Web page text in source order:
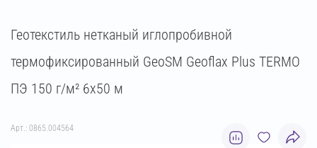
Геотекстиль нетканый иглопробивной
термофиксированный GeoSM Geoflax Plus TERMO
ПЭ 150 г/м² 6х50 м
Арт.: 0865.004564